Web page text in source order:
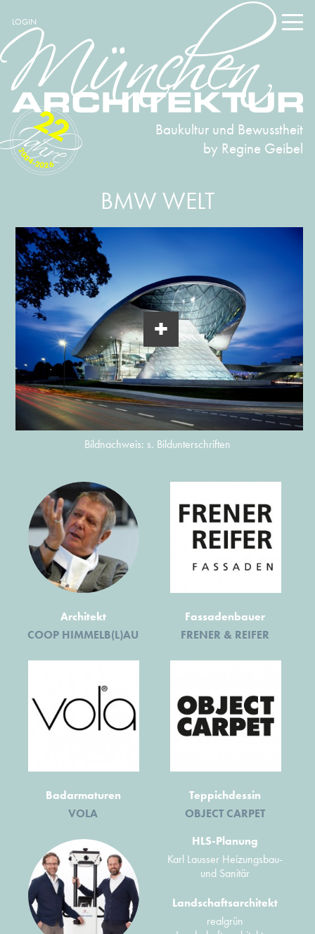
LOGIN
Baukultur und Bewusstheit
by Regine Geibel
2004-2026
22
BMW WELT
Bildnachweis: s. Bildunterschriften
Architekt
COOP HIMMELB(L)AU
Fassadenbauer
FRENER & REIFER
Badarmaturen
VOLA
Teppichdessin
OBJECT CARPET
HLS-Planung
Karl Lausser Heizungsbau-
und Sanitär
Landschaftsarchitekt
realgrün